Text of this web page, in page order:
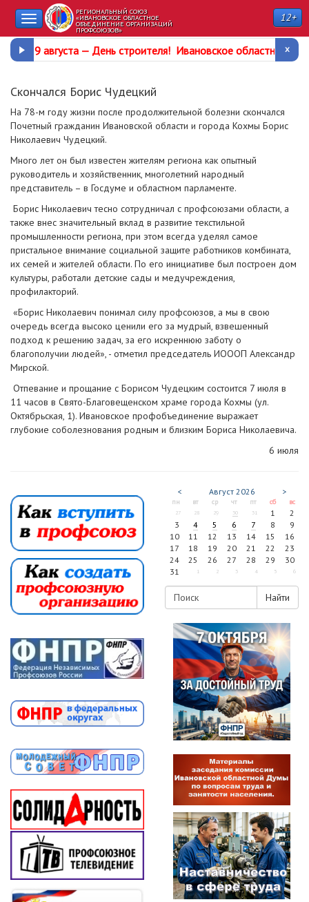
РЕГИОНАЛЬНЫЙ СОЮЗ
«ИВАНОВСКОЕ ОБЛАСТНОЕ
ОБЪЕДИНЕНИЕ ОРГАНИЗАЦИЙ
ПРОФСОЮЗОВ»
12+
Toggle
navigation
9 августа — День строителя! Ивановское областное
Скончался Борис Чудецкий
На 78-м году жизни после продолжительной болезни скончался
Почетный гражданин Ивановской области и города Кохмы Борис
Николаевич Чудецкий.
Много лет он был известен жителям региона как опытный
руководитель и хозяйственник, многолетний народный
представитель – в Госдуме и областном парламенте.
Борис Николаевич тесно сотрудничал с профсоюзами области, а
также внес значительный вклад в развитие текстильной
промышленности региона, при этом всегда уделял самое
пристальное внимание социальной защите работников комбината,
их семей и жителей области. По его инициативе был построен дом
культуры, работали детские сады и медучреждения,
профилакторий.
«Борис Николаевич понимал силу профсоюзов, а мы в свою
очередь всегда высоко ценили его за мудрый, взвешенный
подход к решению задач, за его искреннюю заботу о
благополучии людей», - отметил председатель ИОООП Александр
Мирской.
Отпевание и прощание с Борисом Чудецким состоится 7 июля в
11 часов в Свято-Благовещенском храме города Кохмы (ул.
Октябрьская, 1). Ивановское профобъединение выражает
глубокие соболезнования родным и близким Бориса Николаевича.
6 июля
< Август 2026 >
пн вт ср чт пт сб вс
27 28 29 30 31 1
2
3
4 5 6 7 8
9
10
11 12 13 14 15
16
17
18 19 20 21 22
23
24
25 26 27 28 29
30
31
1 2 3 4 5 6
Найти